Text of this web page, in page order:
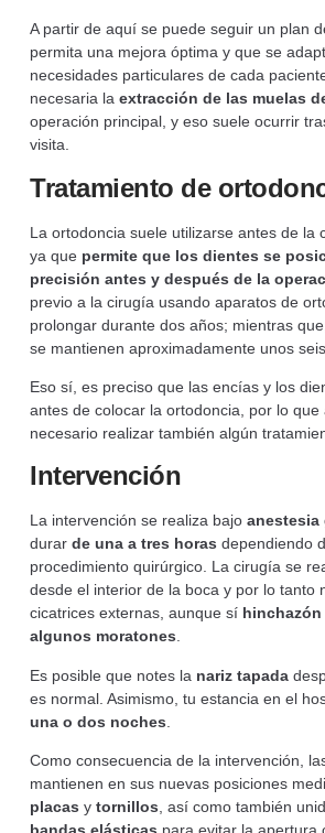
A partir de aquí se puede seguir un plan
permita una mejora óptima y que se
necesidades particulares de cada
necesaria laextracción de las muelas
operación principal, y eso suele ocurrir
visita.
Tratamiento de
La ortodoncia suele utilizarse antes de la
ya que permite que los dientes se
precisión antes y después de la
previo a la cirugía usando aparatos de
prolongar durante dos años; mientras
se mantienen aproximadamente unos
Eso sí, es preciso que las encías y los
antes de colocar la ortodoncia, por lo que
necesario realizar también algún
Intervención
La intervención se realiza bajoanestesia
durarde una a tres horas dependiendo
procedimiento quirúrgico. La cirugía se
desde el interior de la boca y por lo tanto
cicatrices externas, aunque sí hinchazón
algunos moratones.
Es posible que notes la nariz tapada
es normal. Asimismo, tu estancia en el
una o dos noches
Como consecuencia de la intervención,
mantienen en sus nuevas posiciones
placasy tornillos , así como también